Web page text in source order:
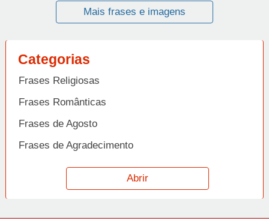
Mais frases e imagens
Categorias
Frases Religiosas
Frases Românticas
Frases de Agosto
Frases de Agradecimento
Frases de Amizade
Frases de Amor
Abrir